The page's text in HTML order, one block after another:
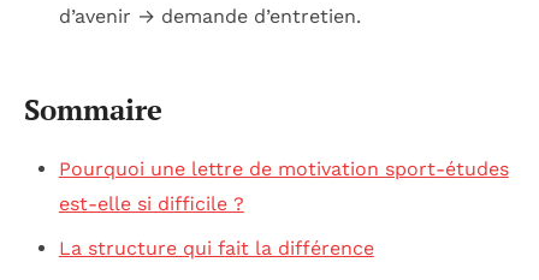
d’avenir → demande d’entretien.
Sommaire
Pourquoi une lettre de motivation sport-études
est-elle si difficile ?
La structure qui fait la différence